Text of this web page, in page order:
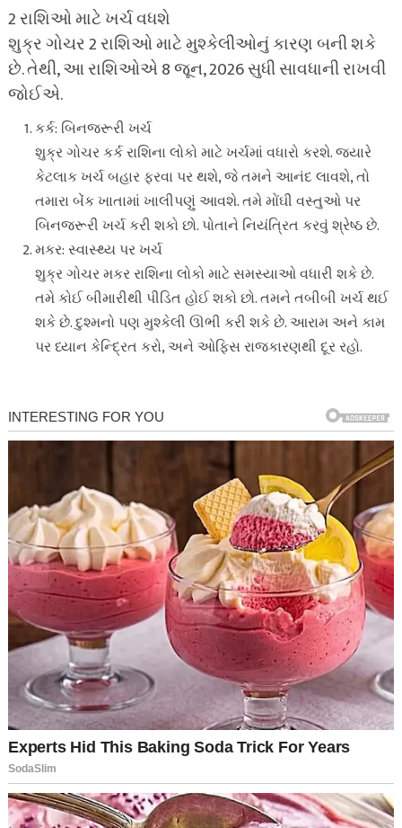
2 રાશિઓ માટે ખર્ચ વધશે
શુક્ર ગોચર 2 રાશિઓ માટે મુશ્કેલીઓનું કારણ બની શકે
છે. તેથી, આ રાશિઓએ 8 જૂન, 2026 સુધી સાવધાની રાખવી
જોઈએ.
કર્ક: બિનજરૂરી ખર્ચ
શુક્ર ગોચર કર્ક રાશિના લોકો માટે ખર્ચમાં વધારો કરશે. જ્યારે
કેટલાક ખર્ચ બહાર ફરવા પર થશે, જે તમને આનંદ લાવશે, તો
તમારા બેંક ખાતામાં ખાલીપણું આવશે. તમે મોંઘી વસ્તુઓ પર
બિનજરૂરી ખર્ચ કરી શકો છો. પોતાને નિયંત્રિત કરવું શ્રેષ્ઠ છે.
મકર: સ્વાસ્થ્ય પર ખર્ચ
શુક્ર ગોચર મકર રાશિના લોકો માટે સમસ્યાઓ વધારી શકે છે.
તમે કોઈ બીમારીથી પીડિત હોઈ શકો છો. તમને તબીબી ખર્ચ થઈ
શકે છે. દુશ્મનો પણ મુશ્કેલી ઊભી કરી શકે છે. આરામ અને કામ
પર ધ્યાન કેન્દ્રિત કરો, અને ઓફિસ રાજકારણથી દૂર રહો.